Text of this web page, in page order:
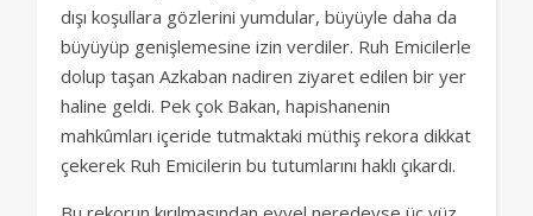
dışı koşullara gözlerini yumdular, büyüyle daha da
büyüyüp genişlemesine izin verdiler. Ruh Emicilerle
dolup taşan Azkaban nadiren ziyaret edilen bir yer
haline geldi. Pek çok Bakan, hapishanenin
mahkûmları içeride tutmaktaki müthiş rekora dikkat
çekerek Ruh Emicilerin bu tutumlarını haklı çıkardı.